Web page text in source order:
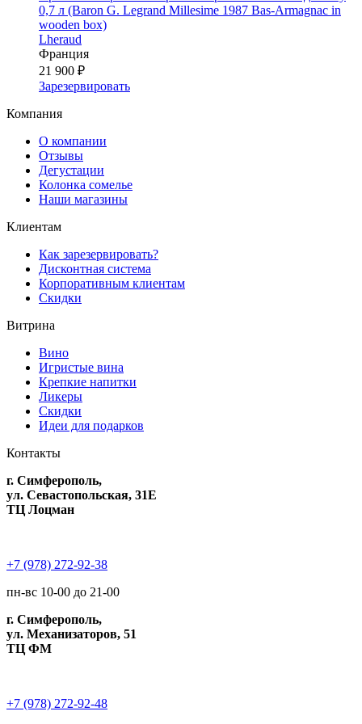
0,7 л (Baron G. Legrand Millesime 1987 Bas-Armagnac in
wooden box)
Lheraud
Франция
21 900 ₽
Зарезервировать
Компания
О компании
Отзывы
Дегустации
Колонка сомелье
Наши магазины
Клиентам
Как зарезервировать?
Дисконтная система
Корпоративным клиентам
Скидки
Витрина
Вино
Игристые вина
Крепкие напитки
Ликеры
Скидки
Идеи для подарков
Контакты
г. Симферополь,
ул. Севастопольская, 31Е
ТЦ Лоцман
+7 (978) 272-92-38
пн-вс 10-00 до 21-00
г. Симферополь,
ул. Механизаторов, 51
ТЦ ФМ
+7 (978) 272-92-48